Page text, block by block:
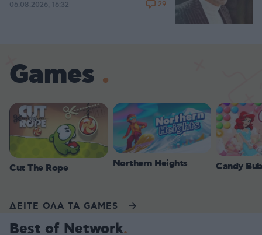
06.08.2026, 16:32 29
Games
Cut The Rope Northern Heights Candy
ΔΕΙΤΕ ΟΛΑ ΤΑ GAMES
Best of Network